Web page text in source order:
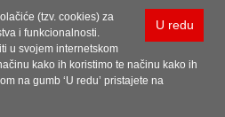
U redu
(tzv. cookies) za
i funkcionalnosti.
u svojem internetskom
kako ih koristimo te načinu kako ih
na gumb ‘U redu’ pristajete na